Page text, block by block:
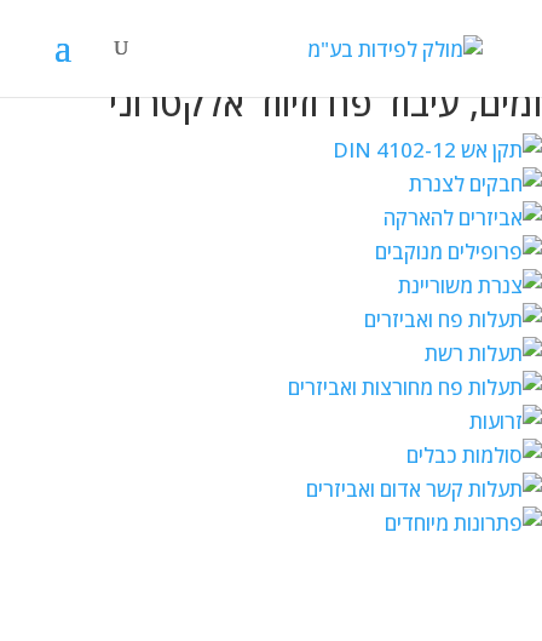
אביזרים למערכות חשמל, תקשורת
ומים, עיבוד פח וזיווד אלקטרוני